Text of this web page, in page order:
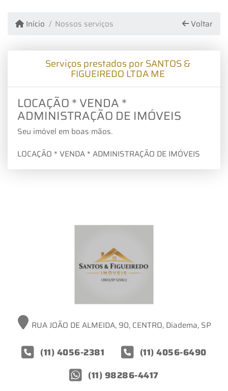
Início Nossos serviços Voltar
Serviços prestados por SANTOS &
FIGUEIREDO LTDA ME
LOCAÇÃO * VENDA *
ADMINISTRAÇÃO DE IMÓVEIS
Seu imóvel em boas mãos.
LOCAÇÃO * VENDA * ADMINISTRAÇÃO DE IMÓVEIS
RUA JOÃO DE ALMEIDA, 90, CENTRO, Diadema, SP
(11) 4056-2381
(11) 4056-6490
(11) 98286-4417